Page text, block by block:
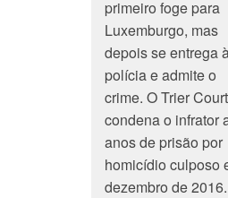
primeiro foge para
Luxemburgo, mas
depois se entrega
polícia e admite o
crime. O Trier Court
condena o infrator
anos de prisão por
homicídio culposo
dezembro de 2016.